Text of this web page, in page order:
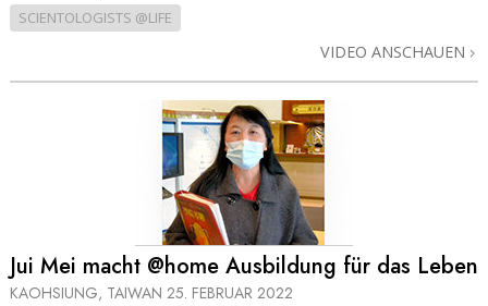
SCIENTOLOGISTS @LIFE
VIDEO ANSCHAUEN
Jui Mei macht @home Ausbildung für das Leben
KAOHSIUNG, TAIWAN 25. FEBRUAR 2022